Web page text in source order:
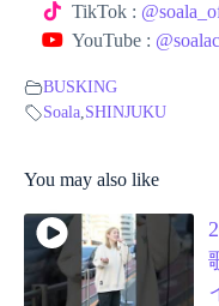
TikTok :
YouTube :
BUSKING
Soala SHINJUKU
You may also like